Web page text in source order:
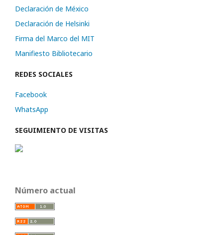
Declaración de México
Declaración de Helsinki
Firma del Marco del MIT
Manifiesto Bibliotecario
REDES SOCIALES
Facebook
WhatsApp
SEGUIMIENTO DE VISITAS
Número actual